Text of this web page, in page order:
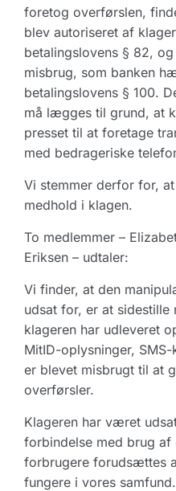
foretog overførslen,
blev autoriseret af
betalingslovens § 82,
misbrug, som banken
betalingslovens § 100.
må lægges til grund, at
presset til at foretage
med bedrageriske
Vi stemmer derfor for,
medhold i klagen.
To medlemmer –
Eriksen – udtaler:
Vi finder, at den
udsat for, er at sidestille
klageren har udleveret
MitID-oplysninger,
er blevet misbrugt til at
overførsler.
Klageren har været
forbindelse med brug af
forbrugere forudsættes
fungere i vores